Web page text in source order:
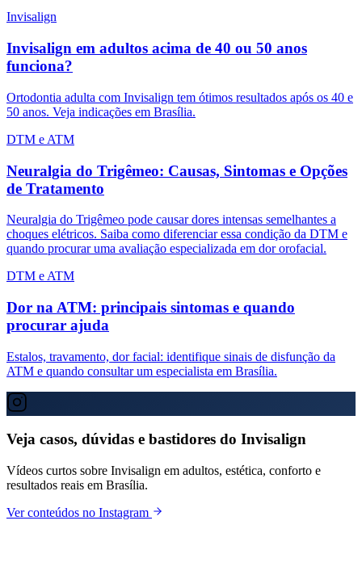
Invisalign
Invisalign em adultos acima de 40 ou 50 anos
funciona?
Ortodontia adulta com Invisalign tem ótimos resultados após os 40 e
50 anos. Veja indicações em Brasília.
DTM e ATM
Neuralgia do Trigêmeo: Causas, Sintomas e Opções
de Tratamento
Neuralgia do Trigêmeo pode causar dores intensas semelhantes a
choques elétricos. Saiba como diferenciar essa condição da DTM e
quando procurar uma avaliação especializada em dor orofacial.
DTM e ATM
Dor na ATM: principais sintomas e quando
procurar ajuda
Estalos, travamento, dor facial: identifique sinais de disfunção da
ATM e quando consultar um especialista em Brasília.
Veja casos, dúvidas e bastidores do Invisalign
Vídeos curtos sobre Invisalign em adultos, estética, conforto e
resultados reais em Brasília.
Ver conteúdos no Instagram